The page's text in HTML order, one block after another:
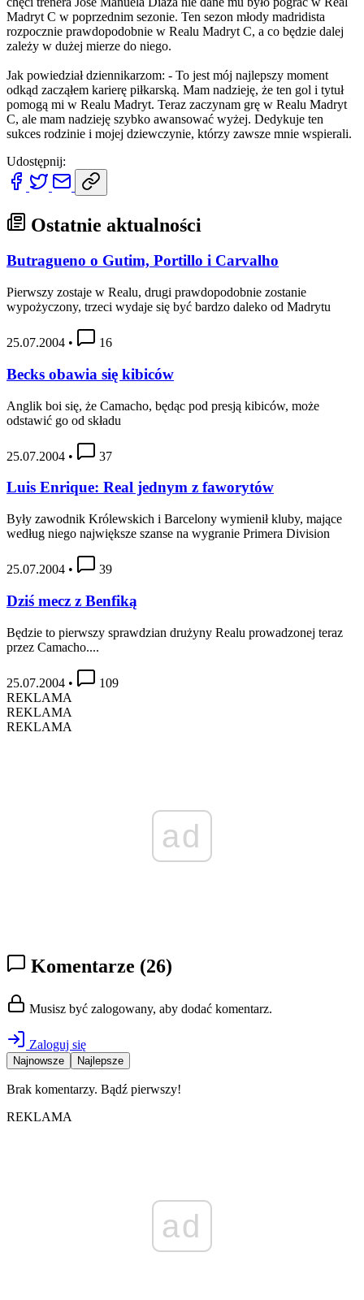
Madryt C w poprzednim sezonie. Ten sezon młody madridista
rozpocznie prawdopodobnie w Realu Madryt C, a co będzie dalej
zależy w dużej mierze do niego.
Jak powiedział dziennikarzom: - To jest mój najlepszy moment
odkąd zacząłem karierę piłkarską. Mam nadzieję, że ten gol i tytuł
pomogą mi w Realu Madryt. Teraz zaczynam grę w Realu Madryt
C, ale mam nadzieję szybko awansować wyżej. Dedykuje ten
sukces rodzinie i mojej dziewczynie, którzy zawsze mnie wspierali.
Udostępnij:
Ostatnie aktualności
Butragueno o Gutim, Portillo i Carvalho
Pierwszy zostaje w Realu, drugi prawdopodobnie zostanie
wypożyczony, trzeci wydaje się być bardzo daleko od Madrytu
25.07.2004 • 16
Becks obawia się kibiców
Anglik boi się, że Camacho, będąc pod presją kibiców, może
odstawić go od składu
25.07.2004 • 37
Luis Enrique: Real jednym z faworytów
Były zawodnik Królewskich i Barcelony wymienił kluby, mające
według niego największe szanse na wygranie Primera Division
25.07.2004 • 39
Dziś mecz z Benfiką
Będzie to pierwszy sprawdzian drużyny Realu prowadzonej teraz
przez Camacho....
25.07.2004 •
109
REKLAMA
REKLAMA
REKLAMA
ad
Komentarze (26)
Musisz być zalogowany, aby dodać komentarz.
Zaloguj się
Najnowsze Najlepsze
Brak komentarzy. Bądź pierwszy!
REKLAMA
ad